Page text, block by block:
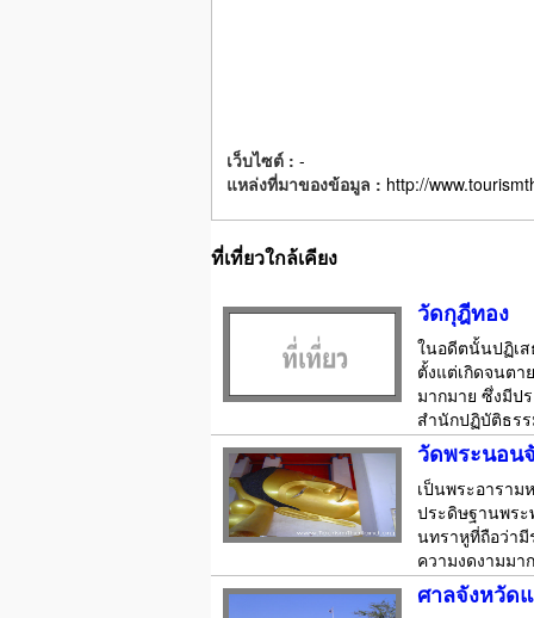
เว็บไซต์ : -
แหล่งที่มาของข้อมูล : http://
ที่เที่ยวใกล้เคียง
วัดกุฎีทอง
ในอดีตนั้นปฏิเ
ตั้งแต่เกิดจนตา
มากมาย ซึ่งมีป
สำนักปฏิบัติธรร
วัดพระนอน
เป็นพระอารา
ประดิษฐานพระ
นทราหูที่ถือว่า
ความงดงามมา
ศาลจังหวัด